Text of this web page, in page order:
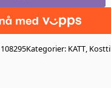
108295Kategorier: KATT,